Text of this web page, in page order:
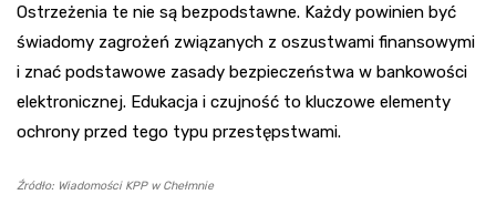
Ostrzeżenia te nie są bezpodstawne. Każdy powinien być
świadomy zagrożeń związanych z oszustwami finansowymi
i znać podstawowe zasady bezpieczeństwa w bankowości
elektronicznej. Edukacja i czujność to kluczowe elementy
ochrony przed tego typu przestępstwami.
Źródło: Wiadomości KPP w Chełmnie